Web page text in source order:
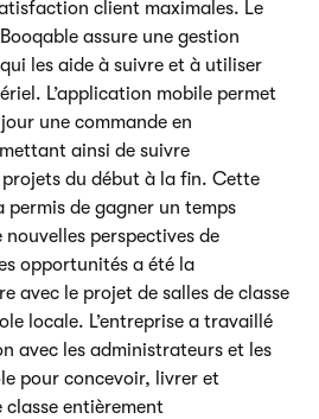
client maximales. Le
assure une gestion
les aide à suivre et à utiliser
L’application mobile permet
une commande en
ainsi de suivre
projets du début à la fin. Cette
permis de gagner un temps
nouvelles perspectives de
opportunités a été la
avec le projet de salles de classe
locale. L’entreprise a travaillé
avec les administrateurs et les
pour concevoir, livrer et
entièrement